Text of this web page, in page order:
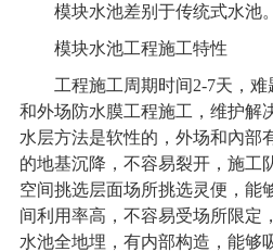
模块水池差别于传统式水池。
模块水池工程施工特性
工程施工周期时间2-7天，难
和外场防水膜工程施工，维护解
水层方法是软性的，外场和內部
的地基沉降，不容易裂开，施工
空间挑选层面场所挑选灵便，能
间利用率高，不容易受场所限定
水池全地埋，有内部构造，能够